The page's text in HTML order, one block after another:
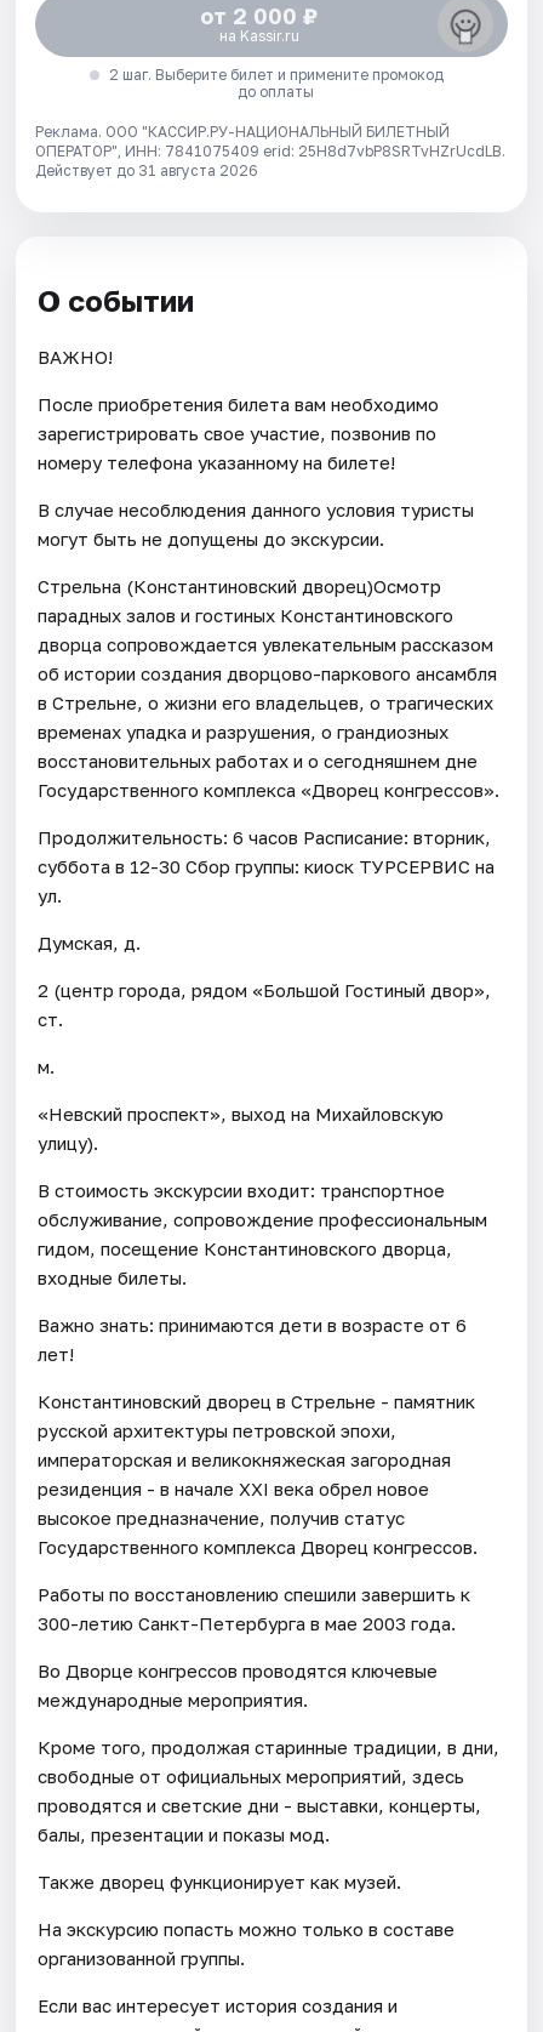
от 2 000 ₽
на Kassir.ru
2 шаг. Выберите билет и примените промокод
до оплаты
Реклама. ООО "КАССИР.РУ-НАЦИОНАЛЬНЫЙ БИЛЕТНЫЙ
ОПЕРАТОР", ИНН: 7841075409 erid: 25H8d7vbP8SRTvHZrUcdLB.
Действует до 31 августа 2026
О событии
ВАЖНО!
После приобретения билета вам необходимо
зарегистрировать свое участие, позвонив по
номеру телефона указанному на билете!
В случае несоблюдения данного условия туристы
могут быть не допущены до экскурсии.
Стрельна (Константиновский дворец)Осмотр
парадных залов и гостиных Константиновского
дворца сопровождается увлекательным рассказом
об истории создания дворцово-паркового ансамбля
в Стрельне, о жизни его владельцев, о трагических
временах упадка и разрушения, о грандиозных
восстановительных работах и о сегодняшнем дне
Государственного комплекса «Дворец конгрессов».
Продолжительность: 6 часов Расписание: вторник,
суббота в 12-30 Сбор группы: киоск ТУРСЕРВИС на
ул.
Думская, д.
2 (центр города, рядом «Большой Гостиный двор»,
ст.
м.
«Невский проспект», выход на Михайловскую
улицу).
В стоимость экскурсии входит: транспортное
обслуживание, сопровождение профессиональным
гидом, посещение Константиновского дворца,
входные билеты.
Важно знать: принимаются дети в возрасте от 6
лет!
Константиновский дворец в Стрельне - памятник
русской архитектуры петровской эпохи,
императорская и великокняжеская загородная
резиденция - в начале XXI века обрел новое
высокое предназначение, получив статус
Государственного комплекса Дворец конгрессов.
Работы по восстановлению спешили завершить к
300-летию Санкт-Петербурга в мае 2003 года.
Во Дворце конгрессов проводятся ключевые
международные мероприятия.
Кроме того, продолжая старинные традиции, в дни,
свободные от официальных мероприятий, здесь
проводятся и светские дни - выставки, концерты,
балы, презентации и показы мод.
Также дворец функционирует как музей.
На экскурсию попасть можно только в составе
организованной группы.
Если вас интересует история создания и